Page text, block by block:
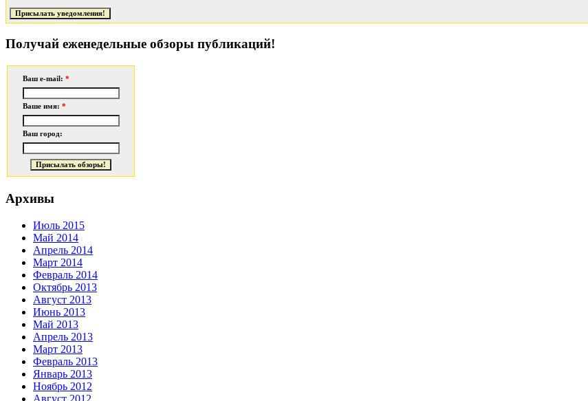
Получай еженедельные обзоры публикаций!
Ваш e-mail: *
Ваше имя: *
Ваш город:
Архивы
Июль 2015
Май 2014
Апрель 2014
Март 2014
Февраль 2014
Октябрь 2013
Август 2013
Июнь 2013
Май 2013
Апрель 2013
Март 2013
Февраль 2013
Январь 2013
Ноябрь 2012
Август 2012